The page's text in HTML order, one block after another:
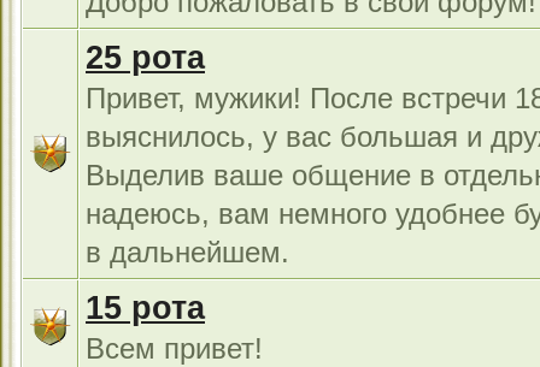
25 рота
Привет, мужики! После встречи
выяснилось, у вас большая и
Выделив ваше общение в
надеюсь, вам немного удобнее
в дальнейшем.
15 рота
Всем привет!